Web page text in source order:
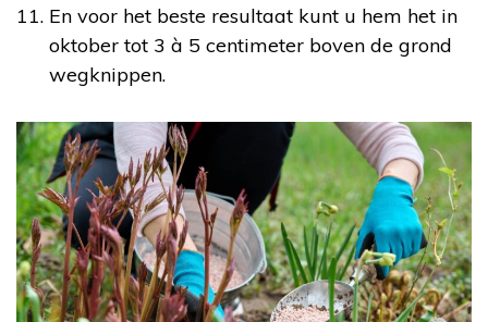
En voor het beste resultaat kunt u hem het in
oktober tot 3 à 5 centimeter boven de grond
wegknippen.